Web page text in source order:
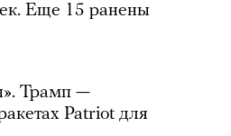
Еще 15 ранены
Трамп —
Patriot для